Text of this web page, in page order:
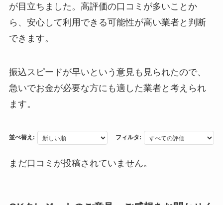
が目立ちました。高評価の口コミが多いことか
ら、安心して利用できる可能性が高い業者と判断
できます。
振込スピードが早いという意見も見られたので、
急いでお金が必要な方にも適した業者と考えられ
ます。
並べ替え: フィルタ:
まだ口コミが投稿されていません。